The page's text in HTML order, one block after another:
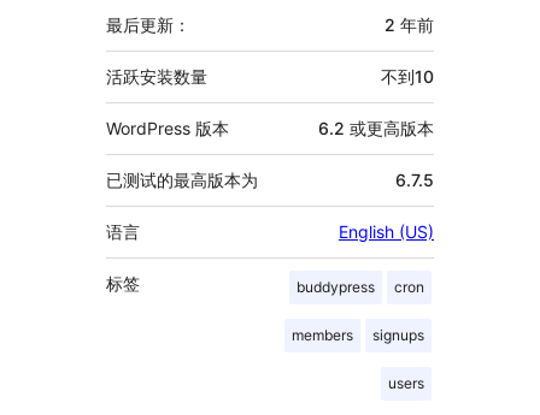
信
息
最后更新： 2 年前
活跃安装数量 不到10
WordPress 版本 6.2 或更高版本
已测试的最高版本为 6.7.5
语言 English (US)
标签 buddypress cron
members signups
users